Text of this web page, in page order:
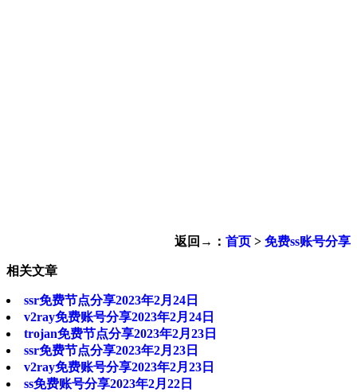
返回→： 首页 > 免费ss账号分享
相关文章
ssr免费节点分享2023年2月24日
v2ray免费账号分享2023年2月24日
trojan免费节点分享2023年2月23日
ssr免费节点分享2023年2月23日
v2ray免费账号分享2023年2月23日
ss免费账号分享2023年2月22日